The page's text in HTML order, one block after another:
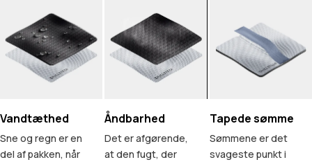
Vandtæthed
Sne og regn er en
del af pakken, når
Åndbarhed
Det er afgørende,
at den fugt, der
Tapede sømme
Sømmene er det
svageste punkt i